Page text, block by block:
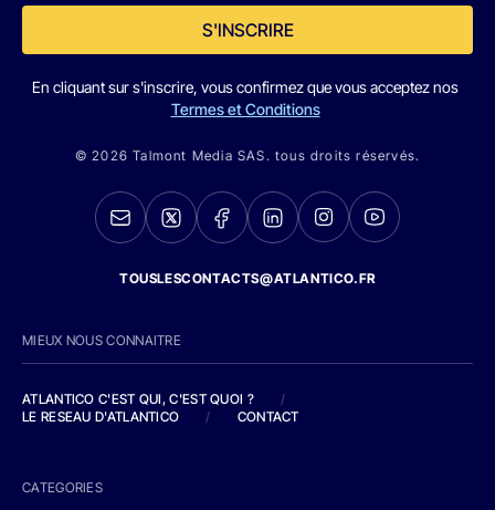
S'INSCRIRE
En cliquant sur s'inscrire, vous confirmez que vous acceptez nos
Termes et Conditions
© 2026 Talmont Media SAS. tous droits réservés.
TOUSLESCONTACTS@ATLANTICO.FR
MIEUX NOUS CONNAITRE
ATLANTICO C'EST QUI, C'EST QUOI ?
/
LE RESEAU D'ATLANTICO
/ CONTACT
CATEGORIES